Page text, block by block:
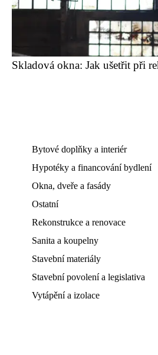
Skladová okna: Jak ušetřit při
Bytové doplňky a interiér
Hypotéky a financování bydlení
Okna, dveře a fasády
Ostatní
Rekonstrukce a renovace
Sanita a koupelny
Stavební materiály
Stavební povolení a legislativa
Vytápění a izolace